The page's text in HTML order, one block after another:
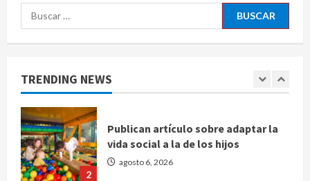
Buscar:
TRENDING NEWS
1
Bad Bunny enfrenta dos demandas
millonarias por uso no consentido
2
Publican artículo sobre adaptar la
vida social a la de los hijos
agosto 6, 2026